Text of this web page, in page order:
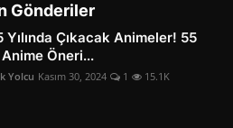
Gönderiler
Yılında Çıkacak Animeler! 55
Öneri...
Yolcu Kasım 30, 2024 1 15.1K